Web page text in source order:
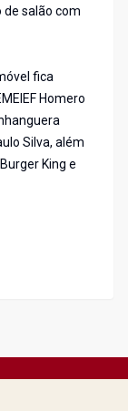
de salão com
fica
Homero
Silva, além
King e